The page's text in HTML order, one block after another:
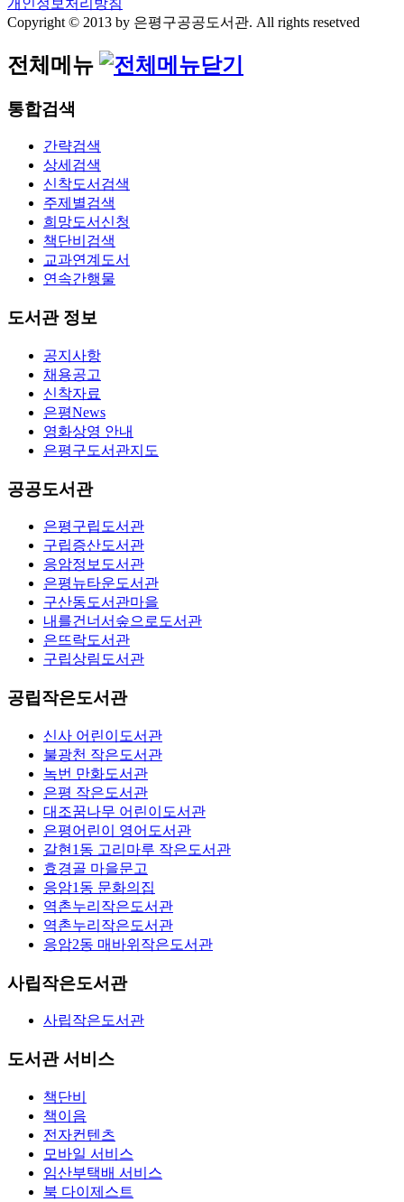
개인정보처리방침
Copyright © 2013 by 은평구공공도서관. All rights resetved
전체메뉴
통합검색
간략검색
상세검색
신착도서검색
주제별검색
희망도서신청
책단비검색
교과연계도서
연속간행물
도서관 정보
공지사항
채용공고
신착자료
은평News
영화상영 안내
은평구도서관지도
공공도서관
은평구립도서관
구립증산도서관
응암정보도서관
은평뉴타운도서관
구산동도서관마을
내를건너서숲으로도서관
은뜨락도서관
구립상림도서관
공립작은도서관
신사 어린이도서관
불광천 작은도서관
녹번 만화도서관
은평 작은도서관
대조꿈나무 어린이도서관
은평어린이 영어도서관
갈현1동 고리마루 작은도서관
효경골 마을문고
응암1동 문화의집
역촌누리작은도서관
역촌누리작은도서관
응암2동 매바위작은도서관
사립작은도서관
사립작은도서관
도서관 서비스
책단비
책이음
전자컨텐츠
모바일 서비스
임산부택배 서비스
북 다이제스트